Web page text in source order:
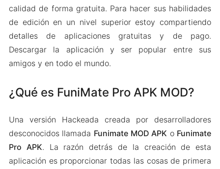
calidad de forma gratuita. Para hacer sus habilidades
de edición en un nivel superior estoy compartiendo
detalles de aplicaciones gratuitas y de pago.
Descargar la aplicación y ser popular entre sus
amigos y en todo el mundo.
¿Qué es FuniMate Pro APK MOD?
Una versión Hackeada creada por desarrolladores
desconocidos llamada Funimate MOD APK o Funimate
Pro APK. La razón detrás de la creación de esta
aplicación es proporcionar todas las cosas de primera